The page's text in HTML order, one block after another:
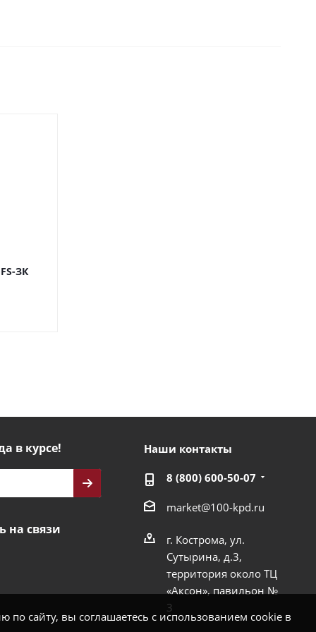
сайту, вы соглашаетесь с использованием cookie в
ЗК
в курсе!
на связи
Наши контакты
8 (800) 600-50-07
market@100-kpd.ru
г. Кострома, ул.
Сутырина, д.3,
территория около ТЦ
«Аксон», павильон №
3